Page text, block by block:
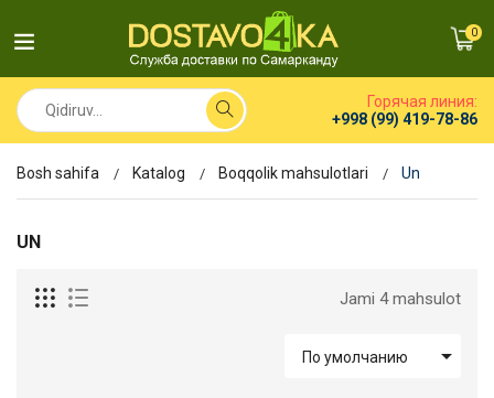
0
Горячая линия:
+998 (99) 419-78-86
Bosh sahifa Katalog Boqqolik mahsulotlari Un
UN
Jami 4 mahsulot
По умолчанию 